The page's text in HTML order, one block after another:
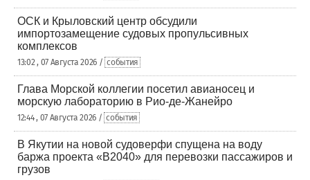
ОСК и Крыловский центр обсудили
импортозамещение судовых пропульсивных
комплексов
13:02 , 07 Августа 2026 / события
Глава Морской коллегии посетил авианосец и
морскую лабораторию в Рио-де-Жанейро
12:44 , 07 Августа 2026 / события
В Якутии на новой судоверфи спущена на воду
баржа проекта «В2040» для перевозки пассажиров и
грузов